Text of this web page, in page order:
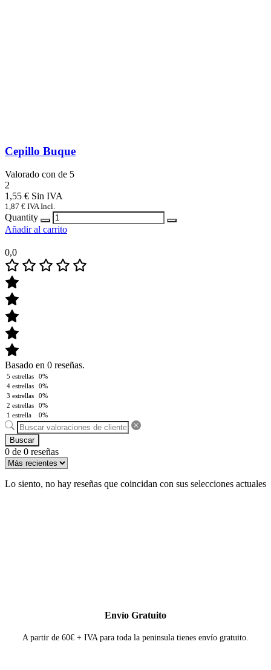
Cepillo Buque
Valorado con de 5
2
1,55 €
1,87 € IVA Incl.
Quantity
Añadir al carrito
0,0
Basado en 0 reseñas.
5 estrellas
0%
4 estrellas
0%
3 estrellas
0%
2 estrellas
0%
1 estrella
0%
Buscar
0 de 0 reseñas
Lo siento, no hay reseñas que coincidan con sus selecciones actuales
Envío Gratuito
A partir de 60€ + IVA para toda la peninsula tienes envío gratuito.